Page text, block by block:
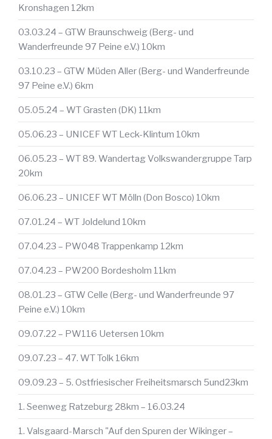
Kronshagen 12km
03.03.24 – GTW Braunschweig (Berg- und
Wanderfreunde 97 Peine e.V.) 10km
03.10.23 – GTW Müden Aller (Berg- und Wanderfreunde
97 Peine e.V.) 6km
05.05.24 – WT Grasten (DK) 11km
05.06.23 – UNICEF WT Leck-Klintum 10km
06.05.23 – WT 89. Wandertag Volkswandergruppe Tarp
20km
06.06.23 – UNICEF WT Mölln (Don Bosco) 10km
07.01.24 – WT Joldelund 10km
07.04.23 – PW048 Trappenkamp 12km
07.04.23 – PW200 Bordesholm 11km
08.01.23 – GTW Celle (Berg- und Wanderfreunde 97
Peine e.V.) 10km
09.07.22 – PW116 Uetersen 10km
09.07.23 – 47. WT Tolk 16km
09.09.23 – 5. Ostfriesischer Freiheitsmarsch 5und23km
1. Seenweg Ratzeburg 28km – 16.03.24
1. Valsgaard-Marsch "Auf den Spuren der Wikinger –